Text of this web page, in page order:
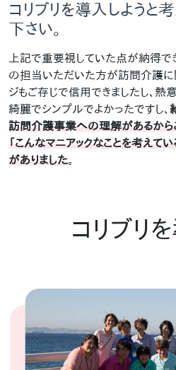
コリブリを導入しようと
下さい。
上記で重要視していた点が納得で
の担当いただいた方が訪問介護に
ジもご存じで信用できましたし、熱
綺麗でシンプルでよかったですし、
訪問介護事業への理解があるから
「こんなマニアックなことを考えて
がありました。
コリブリ